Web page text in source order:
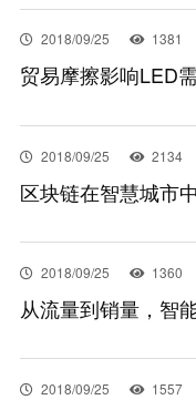
2018/09/25 1381
贸易摩擦影响LED
2018/09/25 2134
区块链在智慧城市
2018/09/25 1360
从流量到销量，智
2018/09/25 1557